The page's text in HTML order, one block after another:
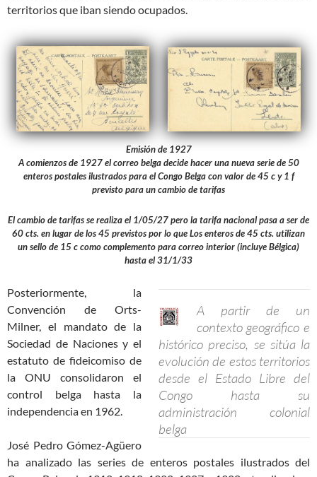
territorios que iban siendo ocupados.
Emisión de 1927
A comienzos de 1927 el correo belga decide hacer una nueva serie de 50
enteros postales ilustrados para el Congo Belga con valor de 45 c y 1 f
previsto para un cambio de tarifas
El cambio de tarifas se realiza el 1/05/27 pero la tarifa nacional pasa a ser de
60 cts. en lugar de los 45 previstos por lo que Los enteros de 45 cts. utilizan
un sello de 15 c como complemento para correo interior (incluye Bélgica)
hasta el 31/1/33
A partir de un
contexto geográfico e
histórico preciso, se sitúa la
evolución de estos territorios
desde el Estado Libre del
Congo hasta su
administración colonial
belga
Posteriormente, la
Convención de Orts-
Milner, el mandato de la
Sociedad de Naciones y el
estatuto de fideicomiso de
la ONU consolidaron el
control belga hasta la
independencia en 1962.
José Pedro Gómez-Agüero
ha analizado las series de enteros postales ilustrados del